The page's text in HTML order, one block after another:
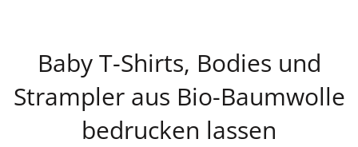
Baby T-Shirts, Bodies und
Strampler aus Bio-Baumwolle
bedrucken lassen